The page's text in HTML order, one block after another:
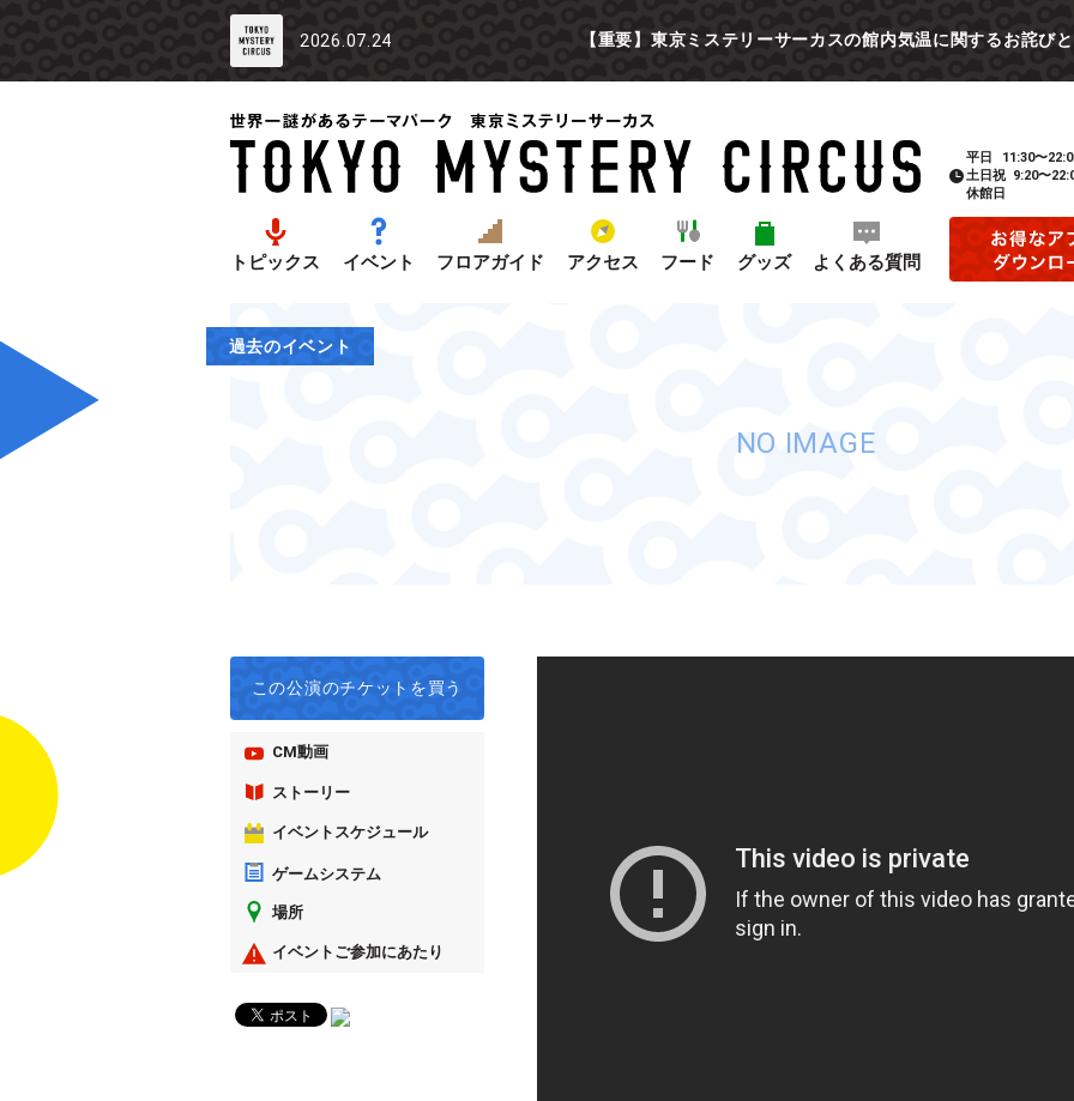
2026.07.24 【重要】東京ミステリーサーカスの館内気温に関するお詫び
トピックス イベント フロアガイド アクセス フード グッズ よくある質問
平日
11:30〜
土日祝 9:20〜
休館日
過去のイベント
NO IMAGE
この公演のチケットを買う
CM動画
ストーリー
イベントスケジュール
ゲームシステム
場所
イベントご参加にあたり